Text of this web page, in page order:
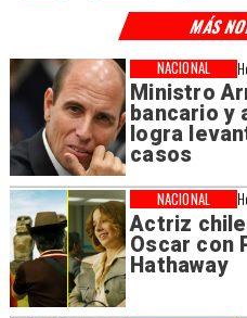
MÁS
Ministro
bancario y
logra
casos
NACIONAL
Actriz
Oscar con
Hathaway
NACIONAL